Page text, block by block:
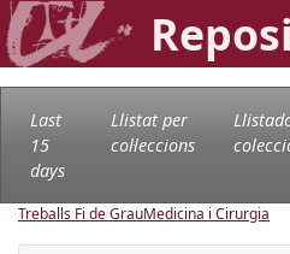
Last
15
days
Llistat per
col·leccions
Treballs Fi de GrauMedicina i Cirurgia